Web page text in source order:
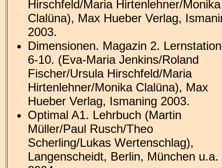
Hirschfeld/Maria Hirtenlehner/Monika
Clalüna), Max Hueber Verlag,
2003.
Dimensionen. Magazin 2.
6-10. (Eva-Maria Jenkins/Roland
Fischer/Ursula Hirschfeld/Maria
Hirtenlehner/Monika Clalüna), Max
Hueber Verlag, Ismaning 2003.
Optimal A1. Lehrbuch (Martin
Müller/Paul Rusch/Theo
Scherling/Lukas Wertenschlag),
Langenscheidt, Berlin, München u.a.